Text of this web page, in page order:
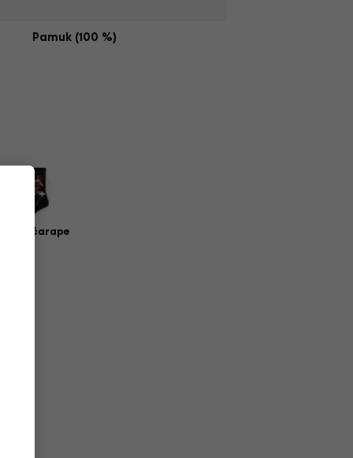
Pamuk (100 %)
čarape